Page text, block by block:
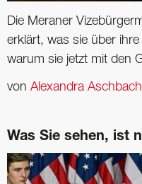
Die Meraner
erklärt, was sie über
warum sie jetzt mit den
von Alexandra
Was Sie sehen, ist